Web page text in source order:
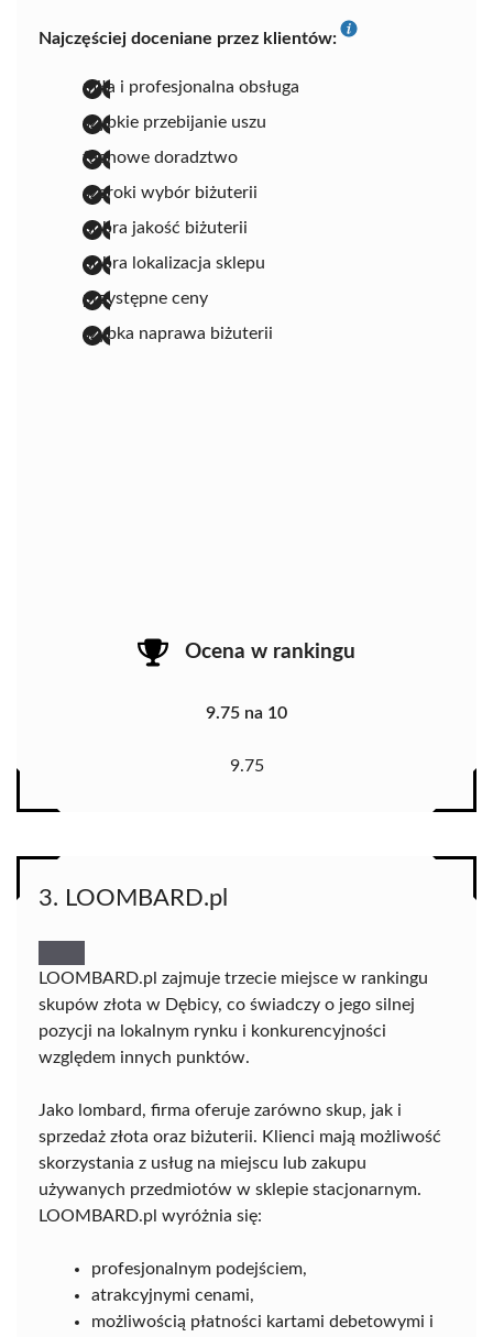
Najczęściej doceniane przez klientów:
miła i profesjonalna obsługa
szybkie przebijanie uszu
fachowe doradztwo
szeroki wybór biżuterii
dobra jakość biżuterii
dobra lokalizacja sklepu
przystępne ceny
szybka naprawa biżuterii
Ocena w rankingu
9.75 na 10
9.75
3. LOOMBARD.pl
LOOMBARD.pl zajmuje trzecie miejsce w rankingu
skupów złota w Dębicy, co świadczy o jego silnej
pozycji na lokalnym rynku i konkurencyjności
względem innych punktów.
Jako lombard, firma oferuje zarówno skup, jak i
sprzedaż złota oraz biżuterii. Klienci mają możliwość
skorzystania z usług na miejscu lub zakupu
używanych przedmiotów w sklepie stacjonarnym.
LOOMBARD.pl wyróżnia się:
profesjonalnym podejściem,
atrakcyjnymi cenami,
możliwością płatności kartami debetowymi i